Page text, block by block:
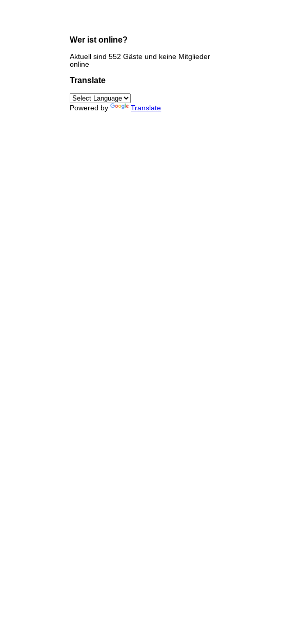
Wer ist online?
Aktuell sind 552 Gäste und keine Mitglieder
online
Translate
Powered by Translate